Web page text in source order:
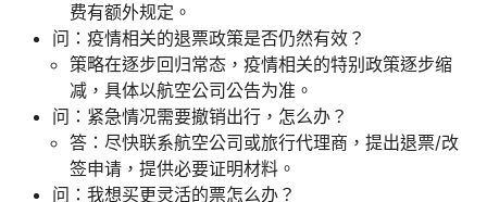
费有额外规定。
问：疫情相关的退票政策是否仍然有效？
策略在逐步回归常态，疫情相关的特别政策逐步缩
减，具体以航空公司公告为准。
问：紧急情况需要撤销出行，怎么办？
答：尽快联系航空公司或旅行代理商，提出退票/改
签申请，提供必要证明材料。
问：我想买更灵活的票怎么办？